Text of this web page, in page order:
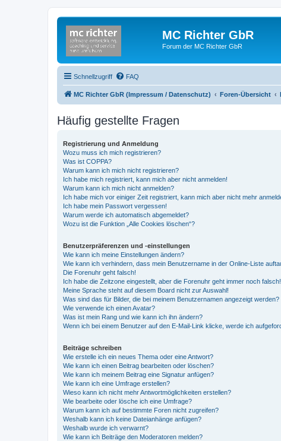
MC Richter GbR
Forum der MC Richter GbR
Schnellzugriff FAQ
MC Richter GbR (Impressum / Datenschutz) Foren-Übersicht
Häufig gestellte Fragen
Registrierung und Anmeldung
Wozu muss ich mich registrieren?
Was ist COPPA?
Warum kann ich mich nicht registrieren?
Ich habe mich registriert, kann mich aber nicht anmelden!
Warum kann ich mich nicht anmelden?
Ich habe mich vor einiger Zeit registriert, kann mich aber nicht mehr
Ich habe mein Passwort vergessen!
Warum werde ich automatisch abgemeldet?
Wozu ist die Funktion „Alle Cookies löschen“?
Benutzerpräferenzen und -einstellungen
Wie kann ich meine Einstellungen ändern?
Wie kann ich verhindern, dass mein Benutzername in der Online-Liste
Die Forenuhr geht falsch!
Ich habe die Zeitzone eingestellt, aber die Forenuhr geht immer noch falsch!
Meine Sprache steht auf diesem Board nicht zur Auswahl!
Was sind das für Bilder, die bei meinem Benutzernamen angezeigt werden?
Wie verwende ich einen Avatar?
Was ist mein Rang und wie kann ich ihn ändern?
Wenn ich bei einem Benutzer auf den E-Mail-Link klicke, werde ich
Beiträge schreiben
Wie erstelle ich ein neues Thema oder eine Antwort?
Wie kann ich einen Beitrag bearbeiten oder löschen?
Wie kann ich meinem Beitrag eine Signatur anfügen?
Wie kann ich eine Umfrage erstellen?
Wieso kann ich nicht mehr Antwortmöglichkeiten erstellen?
Wie bearbeite oder lösche ich eine Umfrage?
Warum kann ich auf bestimmte Foren nicht zugreifen?
Weshalb kann ich keine Dateianhänge anfügen?
Weshalb wurde ich verwarnt?
Wie kann ich Beiträge den Moderatoren melden?